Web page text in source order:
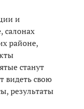
и
салонах
районе,
станут
видеть свою
результаты